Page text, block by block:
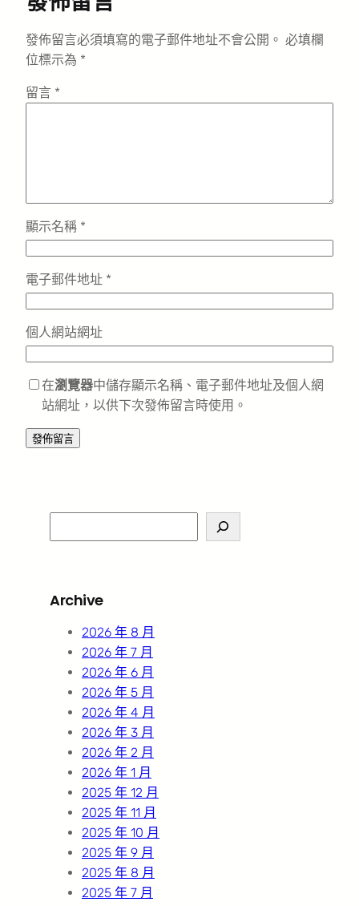
發佈留言必須填寫的電子郵件地址不會公開。 必填欄
位標示為 *
留言 *
顯示名稱 *
電子郵件地址 *
個人網站網址
在瀏覽器中儲存顯示名稱、電子郵件地址及個人網
站網址，以供下次發佈留言時使用。
e
c
Archive
2026 年 8 月
2026 年 7 月
2026 年 6 月
2026 年 5 月
2026 年 4 月
2026 年 3 月
2026 年 2 月
2026 年 1 月
2025 年 12 月
2025 年 11 月
2025 年 10 月
2025 年 9 月
2025 年 8 月
2025 年 7 月